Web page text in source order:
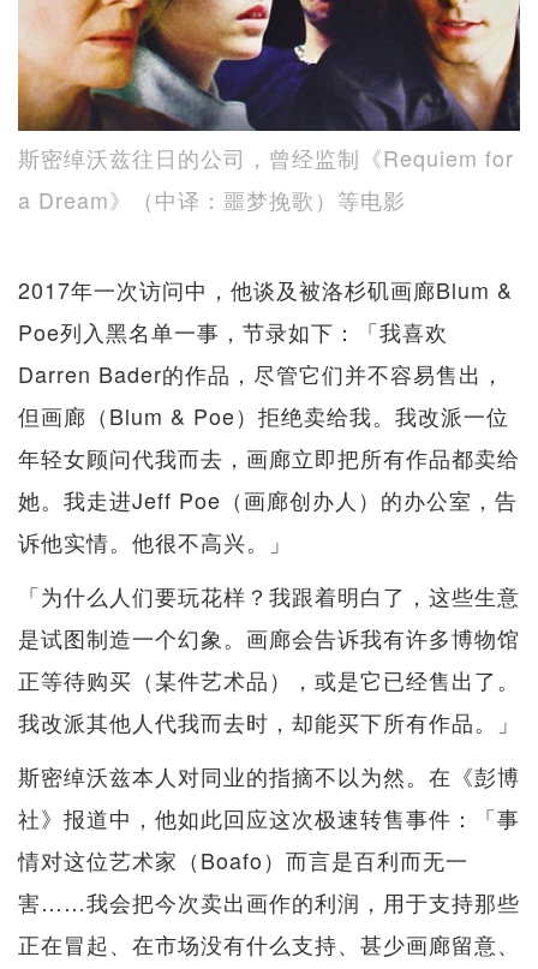
斯密绰沃兹往日的公司，曾经监制《Requiem for
a Dream》（中译：噩梦挽歌）等电影
2017年一次访问中，他谈及被洛杉矶画廊Blum &
Poe列入黑名单一事，节录如下：「我喜欢
Darren Bader的作品，尽管它们并不容易售出，
但画廊（Blum & Poe）拒绝卖给我。我改派一位
年轻女顾问代我而去，画廊立即把所有作品都卖给
她。我走进Jeff Poe（画廊创办人）的办公室，告
诉他实情。他很不高兴。」
「为什么人们要玩花样？我跟着明白了，这些生意
是试图制造一个幻象。画廊会告诉我有许多博物馆
正等待购买（某件艺术品），或是它已经售出了。
我改派其他人代我而去时，却能买下所有作品。」
斯密绰沃兹本人对同业的指摘不以为然。在《彭博
社》报道中，他如此回应这次极速转售事件：「事
情对这位艺术家（Boafo）而言是百利而无一
害……我会把今次卖出画作的利润，用于支持那些
正在冒起、在市场没有什么支持、甚少画廊留意、